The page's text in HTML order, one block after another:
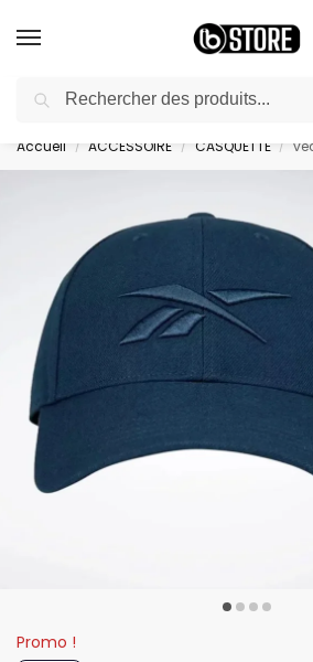
livraison gratuite au bureau dès 10000
Accueil / ACCESSOIRE / CASQUETTE /
Promo !